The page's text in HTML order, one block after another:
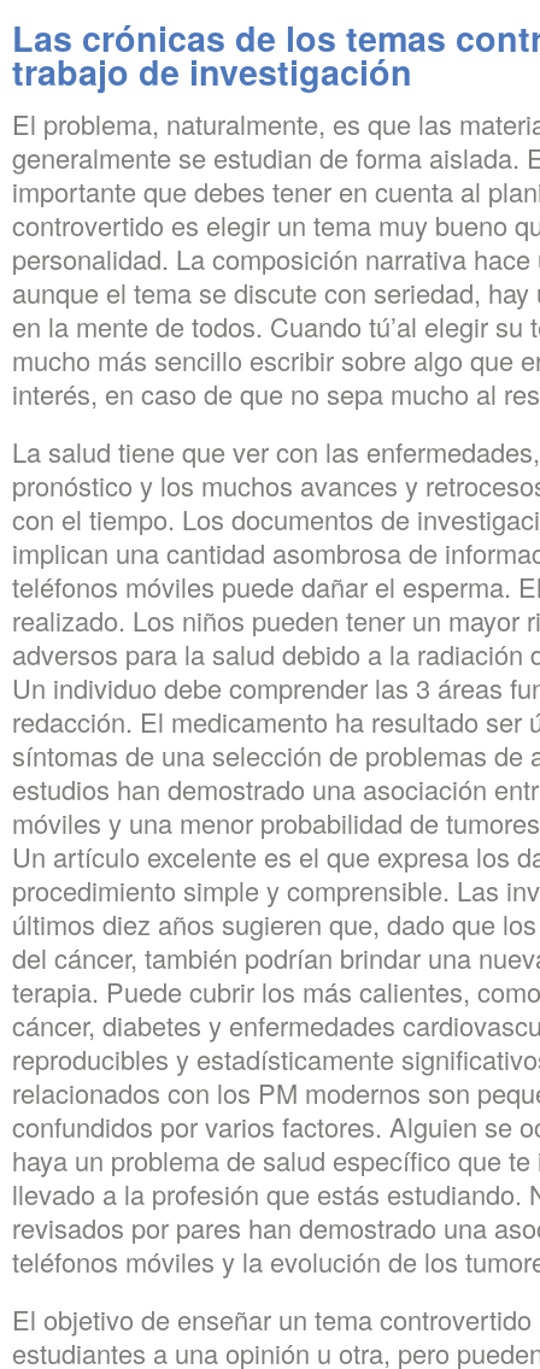
Las crónicas de los temas
trabajo de investigación
El problema, naturalmente, es que las
generalmente se estudian de forma aislada.
importante que debes tener en cuenta al
controvertido es elegir un tema muy bueno
personalidad. La composición narrativa
aunque el tema se discute con seriedad,
en la mente de todos. Cuando tú’al elegir su
mucho más sencillo escribir sobre algo que
interés, en caso de que no sepa mucho al
La salud tiene que ver con las
pronóstico y los muchos avances y
con el tiempo. Los documentos de
implican una cantidad asombrosa de
teléfonos móviles puede dañar el esperma.
realizado. Los niños pueden tener un mayor
adversos para la salud debido a la radiación
Un individuo debe comprender las 3 áreas
redacción. El medicamento ha resultado ser
síntomas de una selección de problemas de
estudios han demostrado una asociación
móviles y una menor probabilidad de
Un artículo excelente es el que expresa los
procedimiento simple y comprensible. Las
últimos diez años sugieren que, dado que
del cáncer, también podrían brindar una
terapia. Puede cubrir los más calientes,
cáncer, diabetes y enfermedades
reproducibles y estadísticamente
relacionados con los PM modernos son
confundidos por varios factores. Alguien se
haya un problema de salud específico que
llevado a la profesión que estás estudiando.
revisados por pares han demostrado una
teléfonos móviles y la evolución de los
El objetivo de enseñar un tema
estudiantes a una opinión u otra, pero